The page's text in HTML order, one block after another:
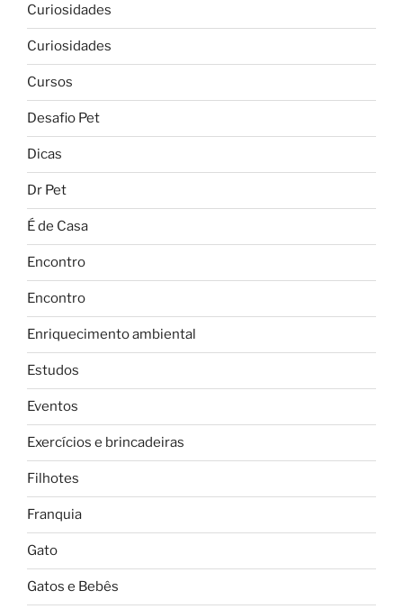
Curiosidades
Curiosidades
Cursos
Desafio Pet
Dicas
Dr Pet
É de Casa
Encontro
Encontro
Enriquecimento ambiental
Estudos
Eventos
Exercícios e brincadeiras
Filhotes
Franquia
Gato
Gatos e Bebês